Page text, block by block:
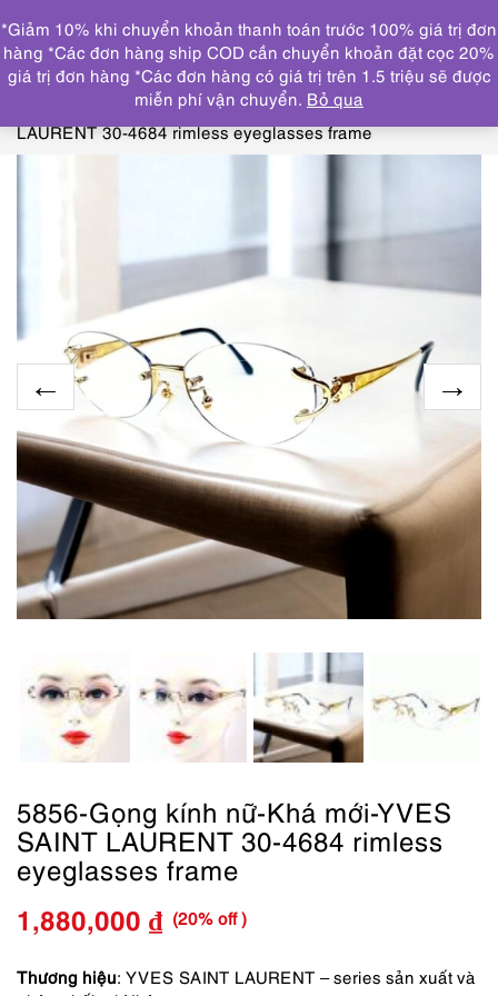
DANH MỤC
Trang chủ KÍNH MẮT
GỌNG KÍNH CŨ/ĐÃ SỬ
5856-Gọng kính nữ-Khá mới-YVES SAINT
LAURENT 30-4684 rimless eyeglasses frame
5856-Gọng kính nữ-Khá mới-YVES
SAINT LAURENT 30-4684 rimless
eyeglasses frame
Giá
gốc
1,880,000 ₫
Giá
hiện
(20% off )
Thương hiệu: YVES SAINT LAURENT – series sản xuất và
*Giảm 10% khi chuyển khoản thanh toán trước 100% giá trị đơn
hàng *Các đơn hàng ship COD cần chuyển khoản đặt cọc 20%
giá trị đơn hàng *Các đơn hàng có giá trị trên 1.5 triệu sẽ được
miễn phí vận chuyển. Bỏ qua